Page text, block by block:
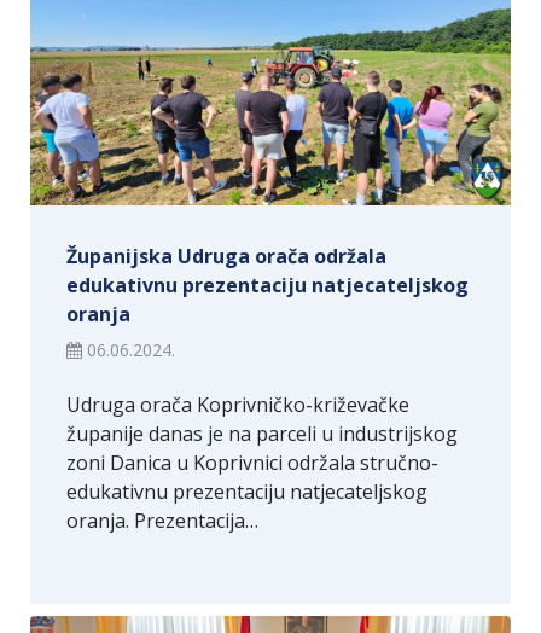
Županijska Udruga orača održala
edukativnu prezentaciju natjecateljskog
oranja
06.06.2024.
Udruga orača Koprivničko-križevačke
županije danas je na parceli u industrijskog
zoni Danica u Koprivnici održala stručno-
edukativnu prezentaciju natjecateljskog
oranja. Prezentacija…